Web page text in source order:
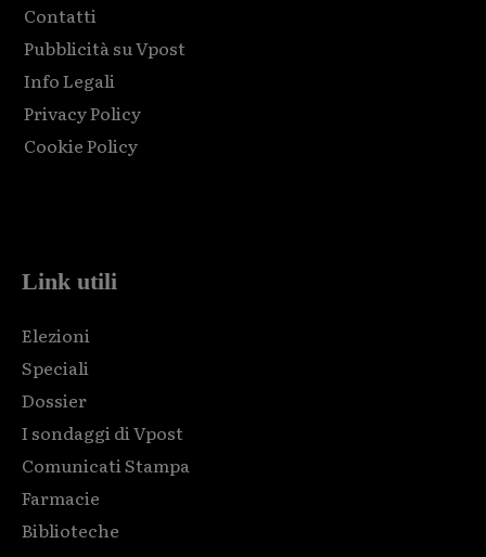
Contatti
Pubblicità su Vpost
Info Legali
Privacy Policy
Cookie Policy
Link utili
Elezioni
Speciali
Dossier
I sondaggi di Vpost
Comunicati Stampa
Farmacie
Biblioteche